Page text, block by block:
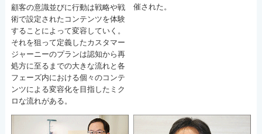
顧客の意識並びに行動は戦略や戦
術で設定されたコンテンツを体験
することによって変容していく。
それを狙って定義したカスタマー
ジャーニーのプランは認知から再
処方に至るまでの大きな流れと各
フェーズ内における個々のコンテ
ンツによる変容化を目指したミク
ロな流れがある。
催された。